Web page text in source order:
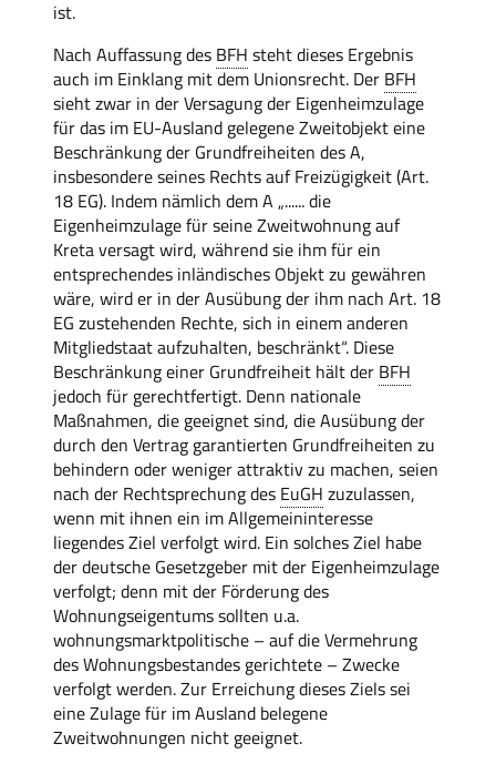
ist.
Nach Auffassung des BFH steht dieses Ergebnis
auch im Einklang mit dem Unionsrecht. Der BFH
sieht zwar in der Versagung der Eigenheimzulage
für das im EU-Ausland gelegene Zweitobjekt eine
Beschränkung der Grundfreiheiten des A,
insbesondere seines Rechts auf Freizügigkeit (Art.
18 EG). Indem nämlich dem A „...... die
Eigenheimzulage für seine Zweitwohnung auf
Kreta versagt wird, während sie ihm für ein
entsprechendes inländisches Objekt zu gewähren
wäre, wird er in der Ausübung der ihm nach Art. 18
EG zustehenden Rechte, sich in einem anderen
Mitgliedstaat aufzuhalten, beschränkt“. Diese
Beschränkung einer Grundfreiheit hält der BFH
jedoch für gerechtfertigt. Denn nationale
Maßnahmen, die geeignet sind, die Ausübung der
durch den Vertrag garantierten Grundfreiheiten zu
behindern oder weniger attraktiv zu machen, seien
nach der Rechtsprechung des EuGH zuzulassen,
wenn mit ihnen ein im Allgemeininteresse
liegendes Ziel verfolgt wird. Ein solches Ziel habe
der deutsche Gesetzgeber mit der Eigenheimzulage
verfolgt; denn mit der Förderung des
Wohnungseigentums sollten u.a.
wohnungsmarktpolitische – auf die Vermehrung
des Wohnungsbestandes gerichtete – Zwecke
verfolgt werden. Zur Erreichung dieses Ziels sei
eine Zulage für im Ausland belegene
Zweitwohnungen nicht geeignet.